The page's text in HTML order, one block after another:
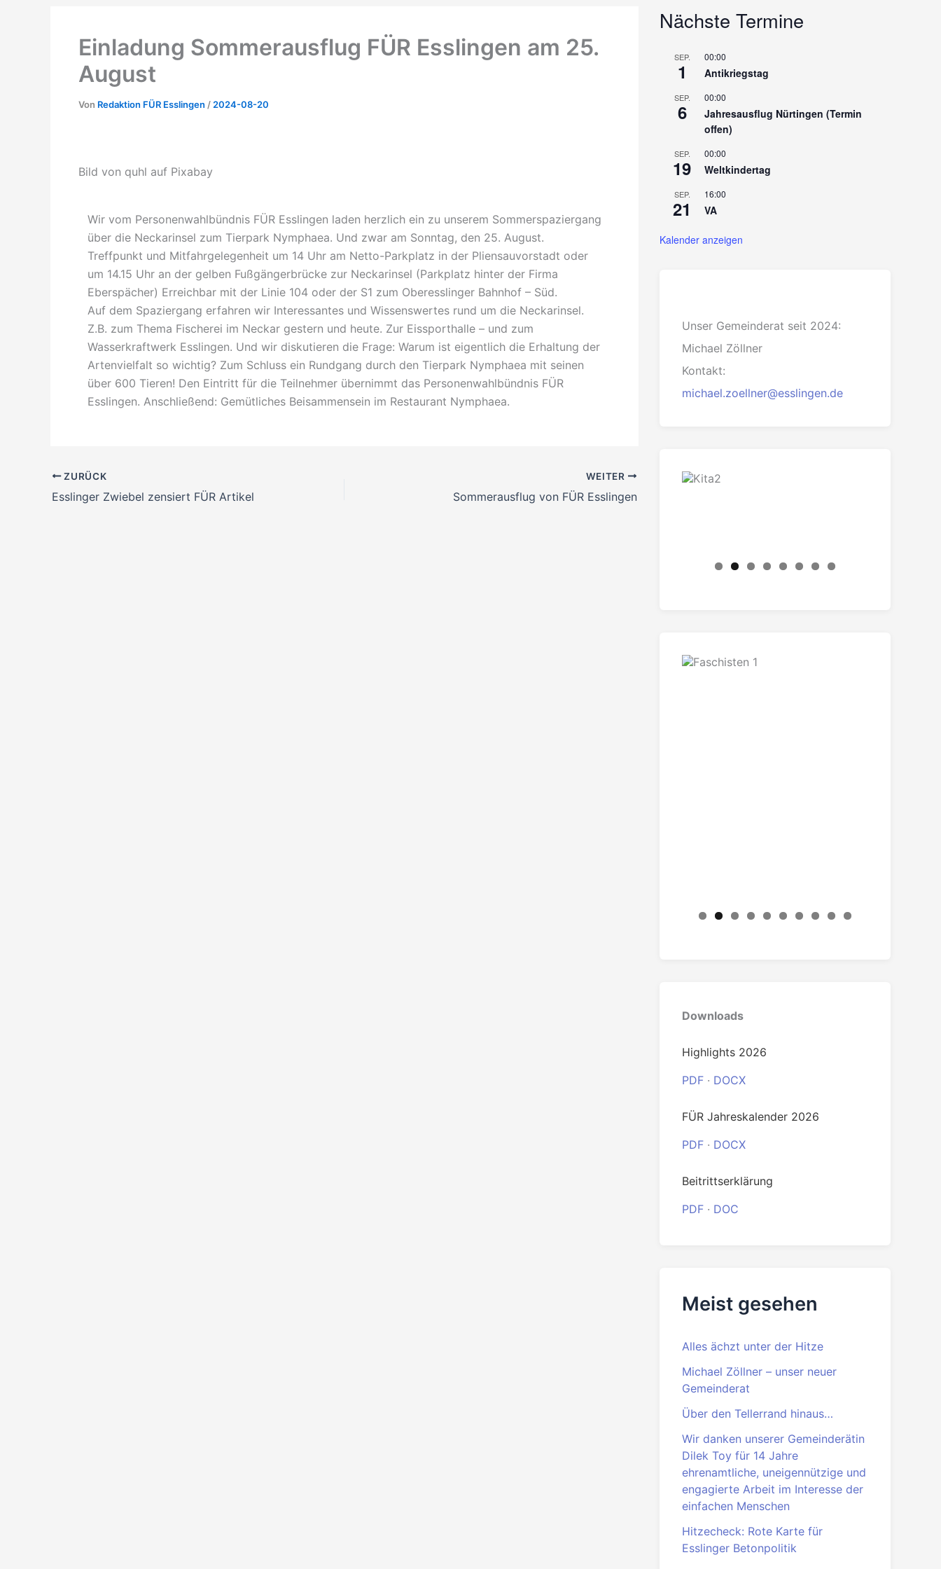
Einladung Sommerausflug FÜR Esslingen am 25.
August
Von Redaktion FÜR Esslingen / 2024-08-20
Bild von quhl auf Pixabay
Wir vom Personenwahlbündnis FÜR Esslingen laden herzlich ein zu unserem Sommerspaziergang
über die Neckarinsel zum Tierpark Nymphaea. Und zwar am Sonntag, den 25. August.
Treffpunkt und Mitfahrgelegenheit um 14 Uhr am Netto-Parkplatz in der Pliensauvorstadt oder
um 14.15 Uhr an der gelben Fußgängerbrücke zur Neckarinsel (Parkplatz hinter der Firma
Eberspächer) Erreichbar mit der Linie 104 oder der S1 zum Oberesslinger Bahnhof – Süd.
Auf dem Spaziergang erfahren wir Interessantes und Wissenswertes rund um die Neckarinsel.
Z.B. zum Thema Fischerei im Neckar gestern und heute. Zur Eissporthalle – und zum
Wasserkraftwerk Esslingen. Und wir diskutieren die Frage: Warum ist eigentlich die Erhaltung der
Artenvielfalt so wichtig? Zum Schluss ein Rundgang durch den Tierpark Nymphaea mit seinen
über 600 Tieren! Den Eintritt für die Teilnehmer übernimmt das Personenwahlbündnis FÜR
Esslingen. Anschließend: Gemütliches Beisammensein im Restaurant Nymphaea.
ZURÜCK
Esslinger Zwiebel zensiert FÜR Artikel
WEITER
Sommerausflug von FÜR Esslingen
Nächste Termine
SEP.
1
00:00
Antikriegstag
SEP.
6
00:00
Jahresausflug Nürtingen (Termin
offen)
SEP.
19
00:00
Weltkindertag
SEP.
21
16:00
VA
Kalender anzeigen
Unser Gemeinderat seit 2024:
Michael Zöllner
Kontakt:
michael.zoellner@esslingen.de
Downloads
PDF·DOCX
· DOC
Meist gesehen
Alles ächzt unter der Hitze
Michael Zöllner – unser neuer
Gemeinderat
Wir danken unserer Gemeinderätin